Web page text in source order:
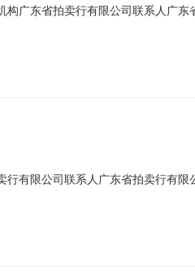
广东省拍卖行有限公司联系人广东
元，加价幅度：100元意向竞
有限公司联系人广东省拍卖行有限
幅度：500元意向竞买人必须是广